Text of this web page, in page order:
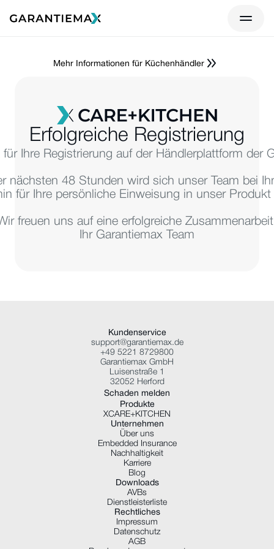
Mehr Informationen für Küchenhändler
Erfolgreiche Registrierung
für Ihre Registrierung auf der Händlerplattform der
nächsten 48 Stunden wird sich unser Team bei
für Ihre persönliche Einweisung in unser
freuen uns auf eine erfolgreiche
Ihr Garantiemax Team
Kundenservice
support@garantiemax.de
+49 5221 8729800
Garantiemax GmbH
Luisenstraße 1
32052 Herford
Schaden melden
Produkte
XCARE+KITCHEN
Unternehmen
Über uns
Embedded Insurance
Nachhaltigkeit
Karriere
Blog
Downloads
AVBs
Dienstleisterliste
Rechtliches
Impressum
Datenschutz
AGB